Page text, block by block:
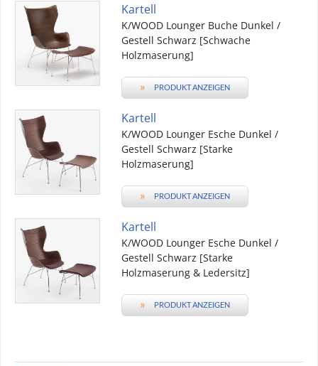
Kartell
K/WOOD Lounger Buche Dunkel /
Gestell Schwarz [Schwache
Holzmaserung]
» PRODUKT ANZEIGEN
Kartell
K/WOOD Lounger Esche Dunkel /
Gestell Schwarz [Starke
Holzmaserung]
» PRODUKT ANZEIGEN
Kartell
K/WOOD Lounger Esche Dunkel /
Gestell Schwarz [Starke
Holzmaserung & Ledersitz]
» PRODUKT ANZEIGEN